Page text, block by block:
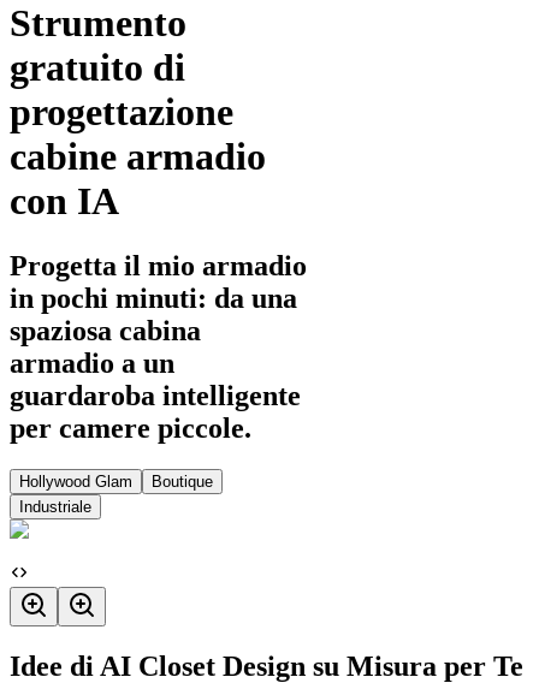
Strumento
gratuito di
progettazione
cabine armadio
con IA
Progetta il mio armadio
in pochi minuti: da una
spaziosa cabina
armadio a un
guardaroba intelligente
per camere piccole.
Hollywood Glam
Boutique
Industriale
Idee di AI Closet Design su Misura per Te